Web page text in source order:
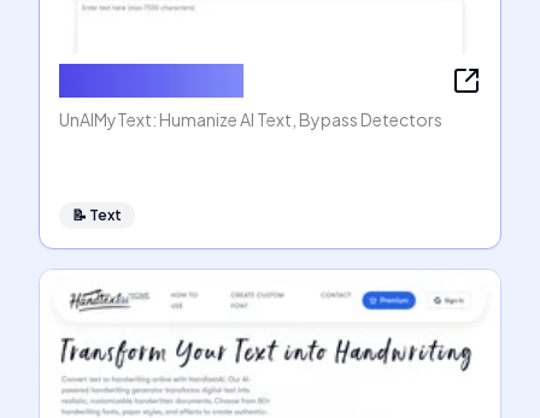
UnAIMyText: Humanize AI Text, Bypass Detectors
📝 Text